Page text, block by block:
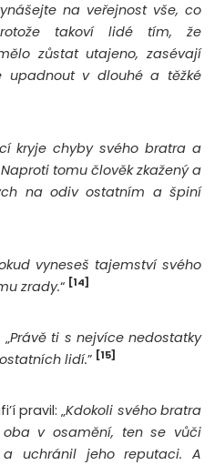
na veřejnost vše, co
takoví lidé tím, že
zůstat utajeno, zasévají
upadnout v dlouhé a těžké
kryje chyby svého bratra a
tomu člověk zkažený a
na odiv ostatním a špiní
vyneseš tajemství svého
zrady.“ [14]
Právě ti s nejvíce nedostatky
lidí.” [15]
pravil: „Kdokoli svého bratra
oba v osamění, ten se vůči
uchránil jeho reputaci. A